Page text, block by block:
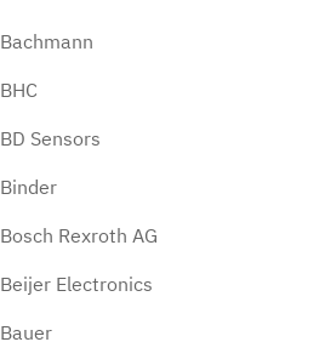
Bachmann
BHC
BD Sensors
Binder
Bosch Rexroth AG
Beijer Electronics
Bauer